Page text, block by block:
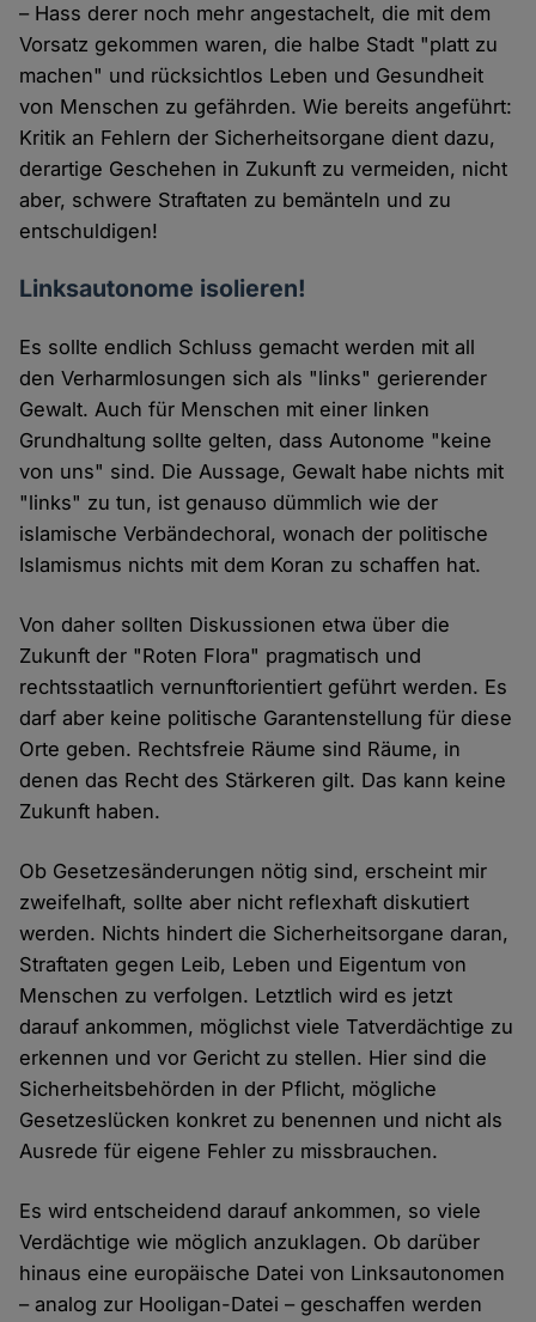
– Hass derer noch mehr angestachelt, die mit dem
Vorsatz gekommen waren, die halbe Stadt "platt zu
machen" und rücksichtlos Leben und Gesundheit
von Menschen zu gefährden. Wie bereits angeführt:
Kritik an Fehlern der Sicherheitsorgane dient dazu,
derartige Geschehen in Zukunft zu vermeiden, nicht
aber, schwere Straftaten zu bemänteln und zu
entschuldigen!
Linksautonome isolieren!
Es sollte endlich Schluss gemacht werden mit all
den Verharmlosungen sich als "links" gerierender
Gewalt. Auch für Menschen mit einer linken
Grundhaltung sollte gelten, dass Autonome "keine
von uns" sind. Die Aussage, Gewalt habe nichts mit
"links" zu tun, ist genauso dümmlich wie der
islamische Verbändechoral, wonach der politische
Islamismus nichts mit dem Koran zu schaffen hat.
Von daher sollten Diskussionen etwa über die
Zukunft der "Roten Flora" pragmatisch und
rechtsstaatlich vernunftorientiert geführt werden. Es
darf aber keine politische Garantenstellung für diese
Orte geben. Rechtsfreie Räume sind Räume, in
denen das Recht des Stärkeren gilt. Das kann keine
Zukunft haben.
Ob Gesetzesänderungen nötig sind, erscheint mir
zweifelhaft, sollte aber nicht reflexhaft diskutiert
werden. Nichts hindert die Sicherheitsorgane daran,
Straftaten gegen Leib, Leben und Eigentum von
Menschen zu verfolgen. Letztlich wird es jetzt
darauf ankommen, möglichst viele Tatverdächtige zu
erkennen und vor Gericht zu stellen. Hier sind die
Sicherheitsbehörden in der Pflicht, mögliche
Gesetzeslücken konkret zu benennen und nicht als
Ausrede für eigene Fehler zu missbrauchen.
Es wird entscheidend darauf ankommen, so viele
Verdächtige wie möglich anzuklagen. Ob darüber
hinaus eine europäische Datei von Linksautonomen
– analog zur Hooligan-Datei – geschaffen werden